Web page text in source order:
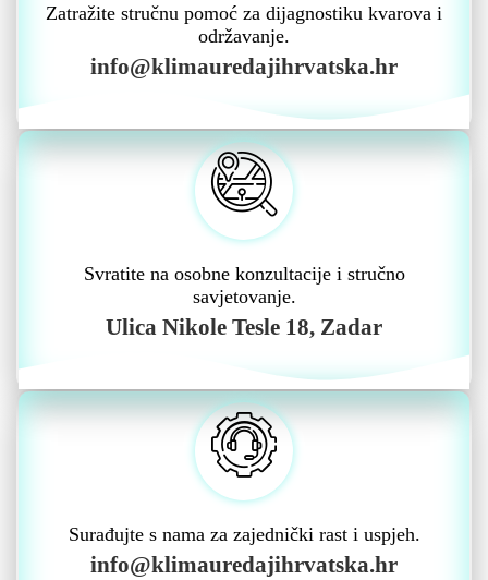
Zatražite stručnu pomoć za dijagnostiku kvarova i
održavanje.
info@klimauredajihrvatska.hr
Svratite na osobne konzultacije i stručno
savjetovanje.
Ulica Nikole Tesle 18, Zadar
Surađujte s nama za zajednički rast i uspjeh.
info@klimauredajihrvatska.hr